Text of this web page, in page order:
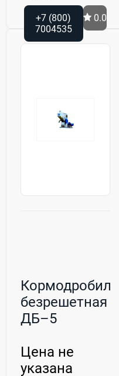
+7 (800)
7004535
0.0
Кормодробилка
безрешетная
ДБ–5
Цена не
указана